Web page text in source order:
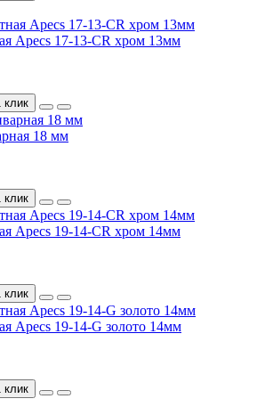
Apecs 17-13-CR хром 13мм
клик
18 мм
клик
Apecs 19-14-CR хром 14мм
клик
Apecs 19-14-G золото 14мм
клик